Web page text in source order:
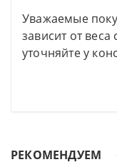
Уважаемые
зависит от
уточняйте у
РЕКОМЕНДУЕМ